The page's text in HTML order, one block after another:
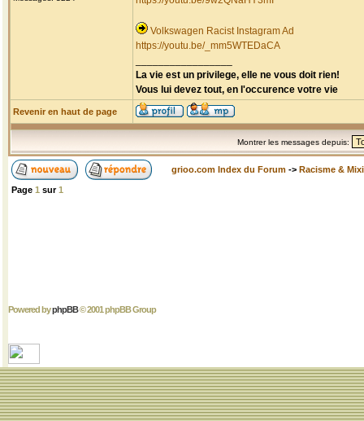
Volkswagen Racist Instagram Ad
https://youtu.be/_mm5WTEDaCA
La vie est un privilege, elle ne vous doit rien!
Vous lui devez tout, en l'occurence votre vie
Revenir en haut de page
Montrer les messages depuis:
grioo.com Index du Forum -> Racisme &
Page 1 sur1
Powered byphpBB© 2001 phpBB Group